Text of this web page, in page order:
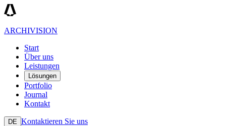
ARCHIVISION
Start
Über uns
Leistungen
Lösungen
Portfolio
Journal
Kontakt
DE Kontaktieren Sie uns